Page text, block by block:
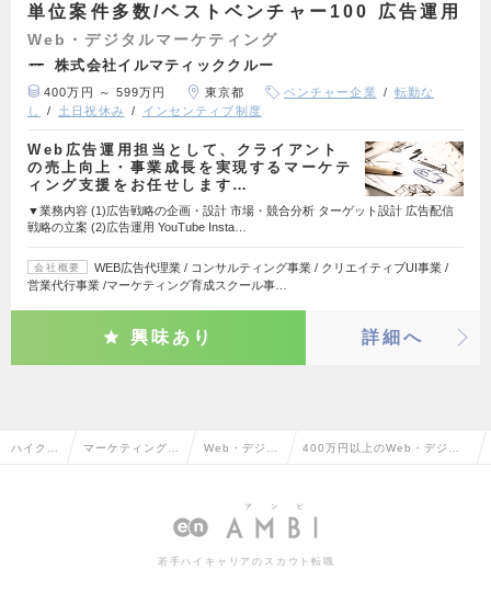
単位案件多数/ベストベンチャー100 広告運用
Web・デジタルマーケティング
株式会社イルマティッククルー
400万円 ～ 599万円 東京都 ベンチャー企業
転勤な
し
土日祝休み インセンティブ制度
Web広告運用担当として、クライアント
の売上向上・事業成長を実現するマーケテ
ィング支援をお任せします…
▼業務内容 (1)広告戦略の企画・設計 市場・競合分析 ターゲット設計 広告配信
戦略の立案 (2)広告運用 YouTube Insta…
会社概要
WEB広告代理業 / コンサルティング事業 / クリエイティブUI事業 /
営業代行事業 /マーケティング育成スクール事…
興味あり 詳細へ
ハイクラ マーケティング・ Web・デジタ
ング
400万円以上のWeb・デジタ
人情報一覧
若手ハイキャリアのスカウト転職